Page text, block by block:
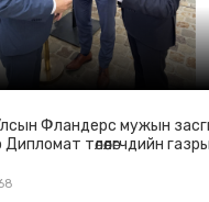
Фландерс мужын
төлөөлөгчдийн